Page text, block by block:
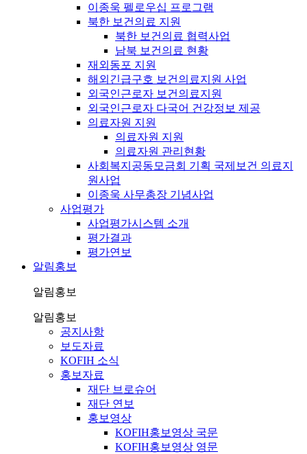
이종욱 펠로우십 프로그램
북한 보건의료 지원
북한 보건의료 협력사업
남북 보건의료 현황
재외동포 지원
해외긴급구호 보건의료지원 사업
외국인근로자 보건의료지원
외국인근로자 다국어 건강정보 제공
의료자원 지원
의료자원 지원
의료자원 관리현황
사회복지공동모금회 기획 국제보건 의료지
원사업
이종욱 사무총장 기념사업
사업평가
사업평가시스템 소개
평가결과
평가연보
알림홍보
알림홍보
알림홍보
공지사항
보도자료
KOFIH 소식
홍보자료
재단 브로슈어
재단 연보
홍보영상
KOFIH홍보영상 국문
KOFIH홍보영상 영문